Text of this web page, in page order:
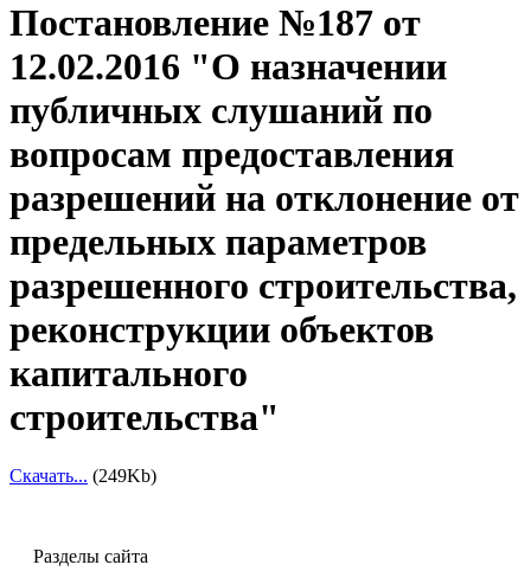
Постановление №187 от
12.02.2016 "О назначении
публичных слушаний по
вопросам предоставления
разрешений на отклонение от
предельных параметров
разрешенного строительства,
реконструкции объектов
капитального
строительства"
Скачать... (249Kb)
Разделы сайта